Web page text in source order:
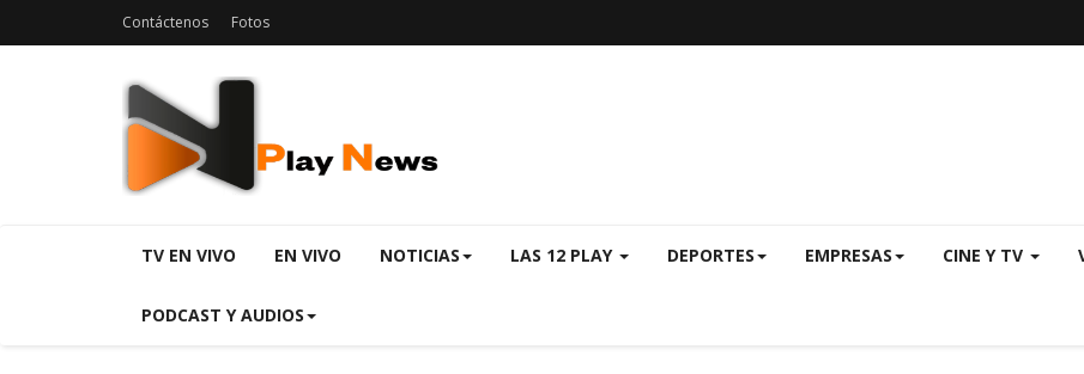
Contáctenos Fotos
TV EN VIVO EN VIVO NOTICIAS LAS 12 PLAY DEPORTES EMPRESAS CINE Y TV
PODCAST Y AUDIOS